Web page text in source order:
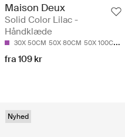
Maison Deux
Solid Color Lilac -
Håndklæde
30X 50CM 50X 80CM 50X 100CM
fra 109 kr
Nyhed